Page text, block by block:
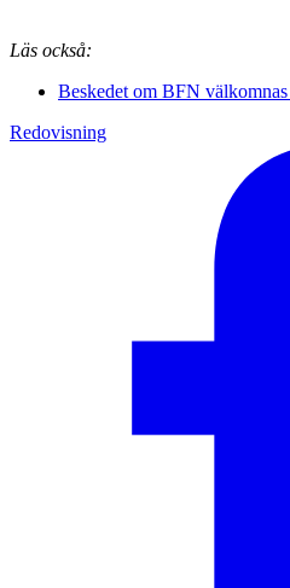
Läs också:
Beskedet om BFN
Redovisning